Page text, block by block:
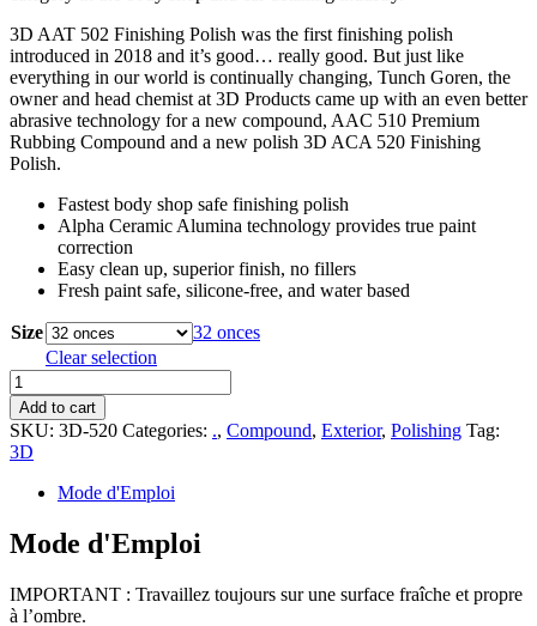
3D AAT 502 Finishing Polish was the first finishing polish
introduced in 2018 and it’s good… really good. But just like
everything in our world is continually changing, Tunch Goren, the
owner and head chemist at 3D Products came up with an even better
abrasive technology for a new compound, AAC 510 Premium
Rubbing Compound and a new polish 3D ACA 520 Finishing
Polish.
Fastest body shop safe finishing polish
Alpha Ceramic Alumina technology provides true paint
correction
Easy clean up, superior finish, no fillers
Fresh paint safe, silicone-free, and water based
Size
32 onces
Clear selection
3D
ACA
520
Finishing
Polish
quantity
Add to cart
SKU: 3D-520 Categories: ., Compound, Exterior, Polishing Tag:
3D
Mode d'Emploi
Mode d'Emploi
IMPORTANT : Travaillez toujours sur une surface fraîche et propre
à l’ombre.